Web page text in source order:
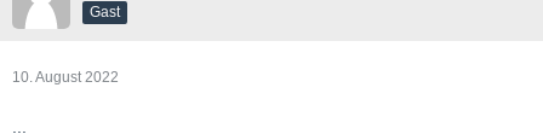
Gast
10. August 2022